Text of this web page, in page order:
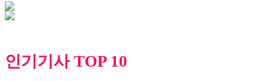
인기기사 TOP 10